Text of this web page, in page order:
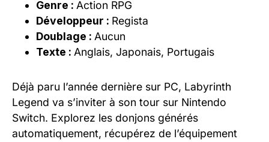
Genre : Action RPG
Développeur : Regista
Doublage : Aucun
Texte : Anglais, Japonais, Portugais
Déjà paru l’année dernière sur PC, Labyrinth
Legend va s’inviter à son tour sur Nintendo
Switch. Explorez les donjons générés
automatiquement, récupérez de l’équipement